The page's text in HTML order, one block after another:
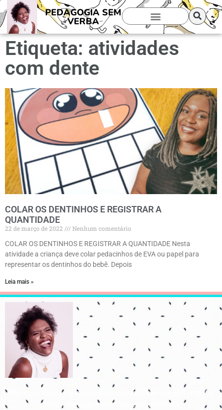
PEDAGOGIA SEM
VERBA
Etiqueta: atividades
com dente
COLAR OS DENTINHOS E REGISTRAR A
QUANTIDADE
22 de março de 2022
Nenhum comentário
COLAR OS DENTINHOS E REGISTRAR A QUANTIDADE Nesta
atividade a criança deve colar pedacinhos de EVA ou papel para
representar os dentinhos do bebê. Depois
Leia mais »
Para que todos vejam, e saibam, e considerem, e juntamente
entendam que a mão do Senhor fez isto